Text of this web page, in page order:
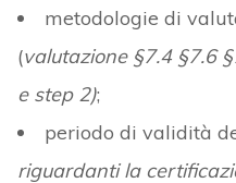
metodologie di
(valutazione §7.4 §7.6
e step 2);
periodo di validità
riguardanti la